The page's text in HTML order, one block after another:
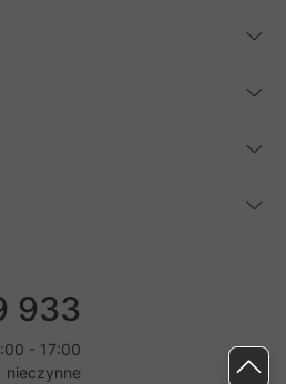
933
- 17:00
nieczynne